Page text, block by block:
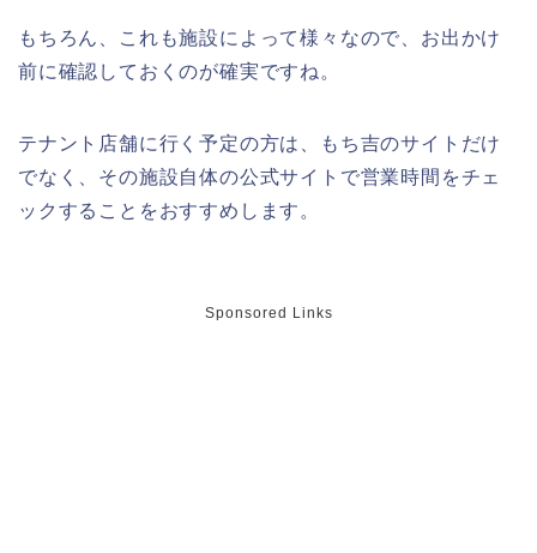
もちろん、これも施設によって様々なので、お出かけ
前に確認しておくのが確実ですね。
テナント店舗に行く予定の方は、もち吉のサイトだけ
でなく、その施設自体の公式サイトで営業時間をチェ
ックすることをおすすめします。
Sponsored Links